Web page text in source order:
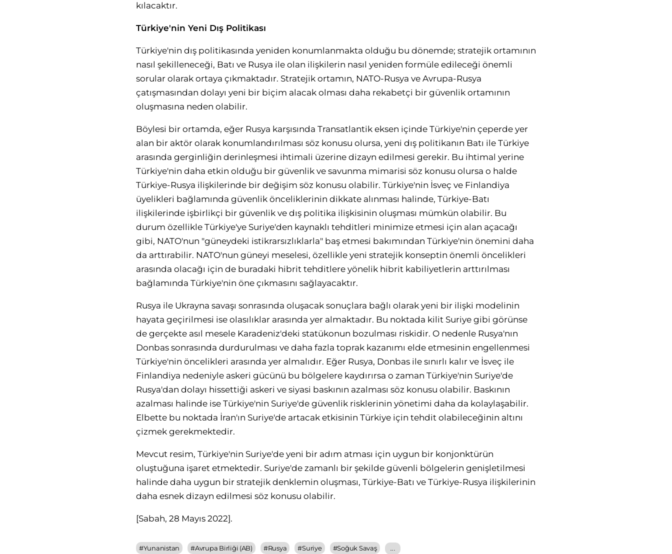
kılacaktır.
Türkiye'nin Yeni Dış Politikası
Türkiye'nin dış politikasında yeniden konumlanmakta olduğu bu dönemde; stratejik ortamının
nasıl şekilleneceği, Batı ve Rusya ile olan ilişkilerin nasıl yeniden formüle edileceği önemli
sorular olarak ortaya çıkmaktadır. Stratejik ortamın, NATO-Rusya ve Avrupa-Rusya
çatışmasından dolayı yeni bir biçim alacak olması daha rekabetçi bir güvenlik ortamının
oluşmasına neden olabilir.
Böylesi bir ortamda, eğer Rusya karşısında Transatlantik eksen içinde Türkiye'nin çeperde yer
alan bir aktör olarak konumlandırılması söz konusu olursa, yeni dış politikanın Batı ile Türkiye
arasında gerginliğin derinleşmesi ihtimali üzerine dizayn edilmesi gerekir. Bu ihtimal yerine
Türkiye'nin daha etkin olduğu bir güvenlik ve savunma mimarisi söz konusu olursa o halde
Türkiye-Rusya ilişkilerinde bir değişim söz konusu olabilir. Türkiye'nin İsveç ve Finlandiya
üyelikleri bağlamında güvenlik önceliklerinin dikkate alınması halinde, Türkiye-Batı
ilişkilerinde işbirlikçi bir güvenlik ve dış politika ilişkisinin oluşması mümkün olabilir. Bu
durum özellikle Türkiye'ye Suriye'den kaynaklı tehditleri minimize etmesi için alan açacağı
gibi, NATO'nun "güneydeki istikrarsızlıklarla" baş etmesi bakımından Türkiye'nin önemini daha
da arttırabilir. NATO'nun güneyi meselesi, özellikle yeni stratejik konseptin önemli öncelikleri
arasında olacağı için de buradaki hibrit tehditlere yönelik hibrit kabiliyetlerin arttırılması
bağlamında Türkiye'nin öne çıkmasını sağlayacaktır.
Rusya ile Ukrayna savaşı sonrasında oluşacak sonuçlara bağlı olarak yeni bir ilişki modelinin
hayata geçirilmesi ise olasılıklar arasında yer almaktadır. Bu noktada kilit Suriye gibi görünse
de gerçekte asıl mesele Karadeniz'deki statükonun bozulması riskidir. O nedenle Rusya'nın
Donbas sonrasında durdurulması ve daha fazla toprak kazanımı elde etmesinin engellenmesi
Türkiye'nin öncelikleri arasında yer almalıdır. Eğer Rusya, Donbas ile sınırlı kalır ve İsveç ile
Finlandiya nedeniyle askeri gücünü bu bölgelere kaydırırsa o zaman Türkiye'nin Suriye'de
Rusya'dan dolayı hissettiği askeri ve siyasi baskının azalması söz konusu olabilir. Baskının
azalması halinde ise Türkiye'nin Suriye'de güvenlik risklerinin yönetimi daha da kolaylaşabilir.
Elbette bu noktada İran'ın Suriye'de artacak etkisinin Türkiye için tehdit olabileceğinin altını
çizmek gerekmektedir.
Mevcut resim, Türkiye'nin Suriye'de yeni bir adım atması için uygun bir konjonktürün
oluştuğuna işaret etmektedir. Suriye'de zamanlı bir şekilde güvenli bölgelerin genişletilmesi
halinde daha uygun bir stratejik denklemin oluşması, Türkiye-Batı ve Türkiye-Rusya ilişkilerinin
daha esnek dizayn edilmesi söz konusu olabilir.
[Sabah, 28 Mayıs 2022].
#Yunanistan #Avrupa Birliği (AB) #Rusya #Suriye #Soğuk Savaş